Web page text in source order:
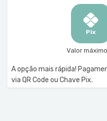
Pix
Valor
A opção mais rápida!
via QR Code ou Chave Pix.